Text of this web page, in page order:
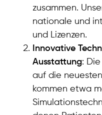
zusammen.
nationale und
und Lizenzen.
Innovative
Ausstattung:
auf die
kommen etwa